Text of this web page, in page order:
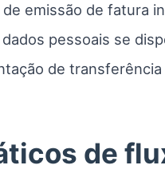
emissão de fatura
pessoais se
de
de